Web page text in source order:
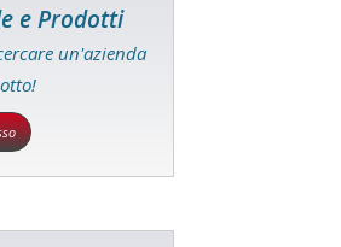
e Prodotti
un'azienda